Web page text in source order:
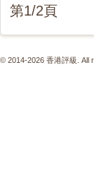
第1/2頁
© 2014-2026 香港評級.